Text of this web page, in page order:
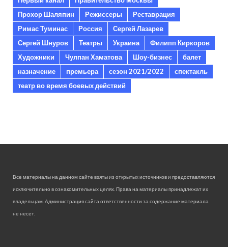
Прохор Шаляпин
Режиссеры
Реставрация
Римас Туминас
Россия
Сергей Лазарев
Сергей Шнуров
Театры Украина
Филипп Киркоров
Художники
Чулпан Хаматова Шоу-бизнес
балет
назначение
премьера сезон 2021/2022
спектакль
театр во время боевых действий
Все материалы на данном сайте взяты из открытых источников и предоставляются
исключительно в ознакомительных целях. Права на материалы принадлежат их
владельцам. Администрация сайта ответственности за содержание материала
не несет.